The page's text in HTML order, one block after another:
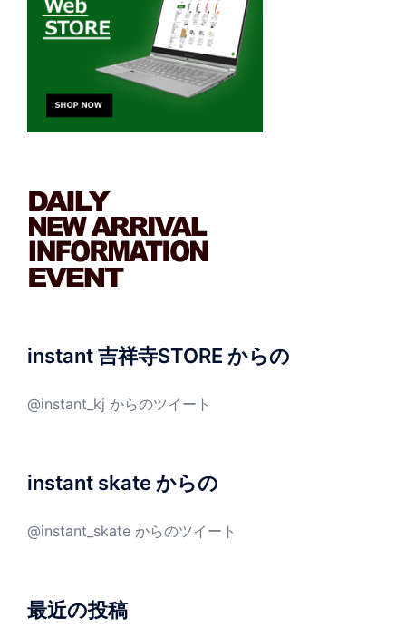
instant 吉祥寺STORE からの
@instant_kj からのツイート
instant skate からの
@instant_skate からのツイート
最近の投稿